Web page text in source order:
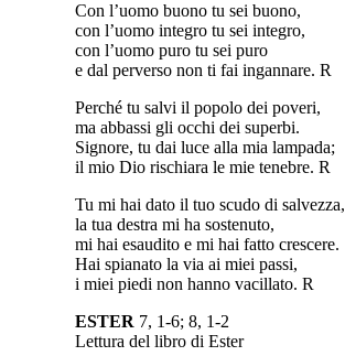
Con l’uomo buono tu sei buono,
con l’uomo integro tu sei integro,
con l’uomo puro tu sei puro
e dal perverso non ti fai ingannare. R
Perché tu salvi il popolo dei poveri,
ma abbassi gli occhi dei superbi.
Signore, tu dai luce alla mia lampada;
il mio Dio rischiara le mie tenebre. R
Tu mi hai dato il tuo scudo di salvezza,
la tua destra mi ha sostenuto,
mi hai esaudito e mi hai fatto crescere.
Hai spianato la via ai miei passi,
i miei piedi non hanno vacillato. R
ESTER 7, 1-6; 8, 1-2
Lettura del libro di Ester